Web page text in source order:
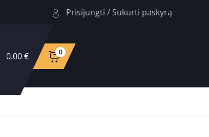
Prisijungti / Sukurti paskyrą
0.00 € 0